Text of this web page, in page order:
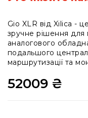
Gio XLR від Xilica -
зручне рішення для
аналогового
подальшого
маршрутизації та
52009 ₴